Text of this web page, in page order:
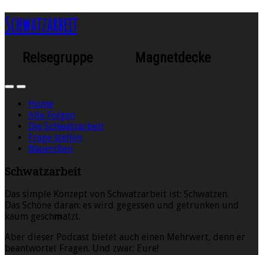
Schwatzarbeit
Reisegruppe Magnetdecke
Home
Alle Folgen
Die Schwatzarbeit
Frage stellen
Bäuerchen
Schwatzarbeit
Das simple Konzept von Schwatzarbeit ist: Schwatzen.
Das Schöne daran: es wird gegessen und getrunken und
kaum geschmatzt.
Aber dieser Podcast bietet auch einen Mehrwert, denn er
beantwortet Fragen. Und zwar: Eure!